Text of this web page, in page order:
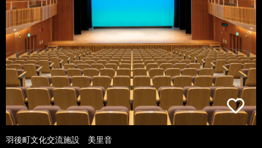
羽後町文化交流施設 美里音